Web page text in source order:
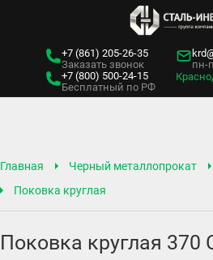
+7 (861) 205-26-35
Заказать звонок
+7 (800) 500-24-15
Бесплатный по РФ
пн-
Главная Черный металлопрокат
Поковка круглая
Поковка круглая 370